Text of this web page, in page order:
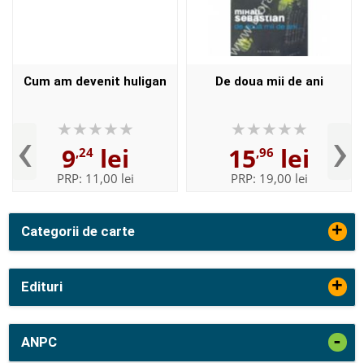
Categorii de carte +
Edituri +
ANPC -
‹
Cum am devenit huligan
9,24lei
PRP: 11,00 lei
De doua mii de ani
15,96 lei
PRP: 19,00 lei ›